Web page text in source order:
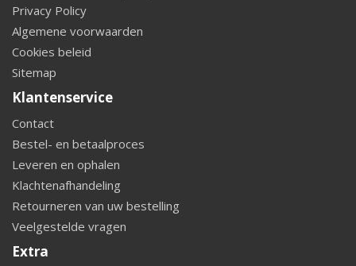
Privacy Policy
Algemene voorwaarden
Cookies beleid
Sitemap
Klantenservice
Contact
Bestel- en betaalproces
Leveren en ophalen
Klachtenafhandeling
Retourneren van uw bestelling
Veelgestelde vragen
Extra